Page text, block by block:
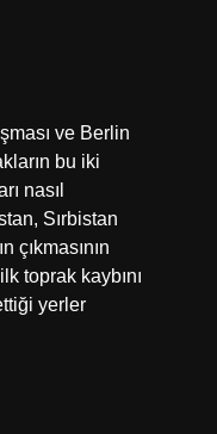
ve Berlin
bu iki
nasıl
Sırbistan
toprak kaybını
yerler